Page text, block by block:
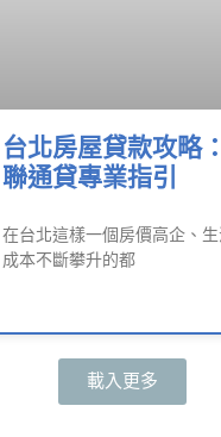
台北房屋貸款攻略：
聯通貸專業指引
在台北這樣一個房價高企、
成本不斷攀升的都
載入更多